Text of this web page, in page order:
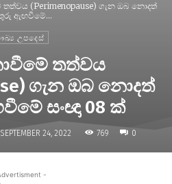
(Perimenopause) ගැන ඔබ නොදත්
ඇඟවීමේ...
උපදෙස්
තත්වය
ගැන ඔබ නොදත්
සංඥා 08 ක්
SEPTEMBER 24, 2022 769 0
-